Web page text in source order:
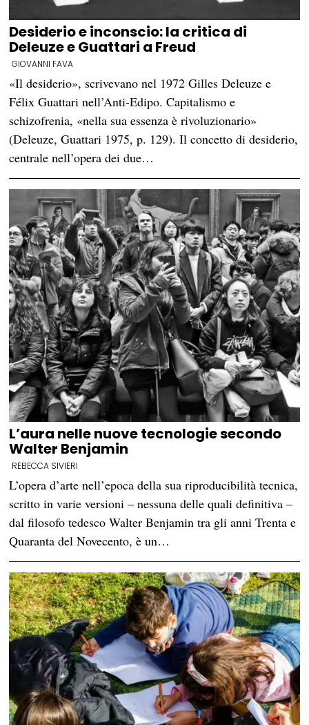
Desiderio e inconscio: la critica di
Deleuze e Guattari a Freud
GIOVANNI FAVA
«Il desiderio», scrivevano nel 1972 Gilles Deleuze e
Félix Guattari nell’Anti-Edipo. Capitalismo e
schizofrenia, «nella sua essenza è rivoluzionario»
(Deleuze, Guattari 1975, p. 129). Il concetto di desiderio,
centrale nell’opera dei due…
L’aura nelle nuove tecnologie secondo
Walter Benjamin
REBECCA SIVIERI
L’opera d’arte nell’epoca della sua riproducibilità tecnica,
scritto in varie versioni – nessuna delle quali definitiva –
dal filosofo tedesco Walter Benjamin tra gli anni Trenta e
Quaranta del Novecento, è un…